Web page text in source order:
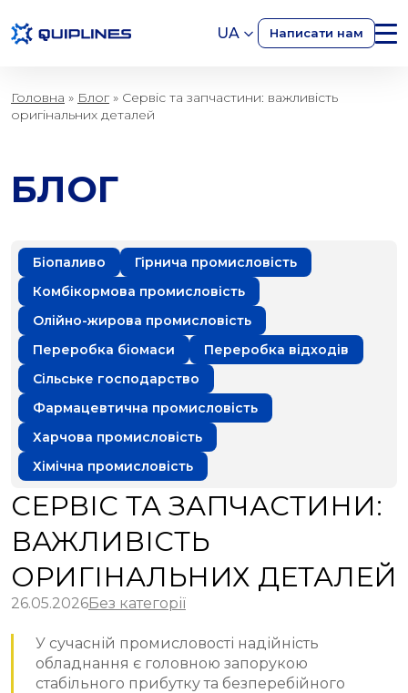
UA Написати нам
Головна » Блог » Сервіс та запчастини: важливість
оригінальних деталей
БЛОГ
Біопаливо
Гірнича промисловість
Комбікормова промисловість
Олійно-жирова промисловість
Переробка біомаси
Переробка відходів
Сільське господарство
Фармацевтична промисловість
Харчова промисловість
Хімічна промисловість
СЕРВІС ТА ЗАПЧАСТИНИ:
ВАЖЛИВІСТЬ
ОРИГІНАЛЬНИХ ДЕТАЛЕЙ
26.05.2026Без категорії
У сучасній промисловості надійність
обладнання є головною запорукою
стабільного прибутку та безперебійного